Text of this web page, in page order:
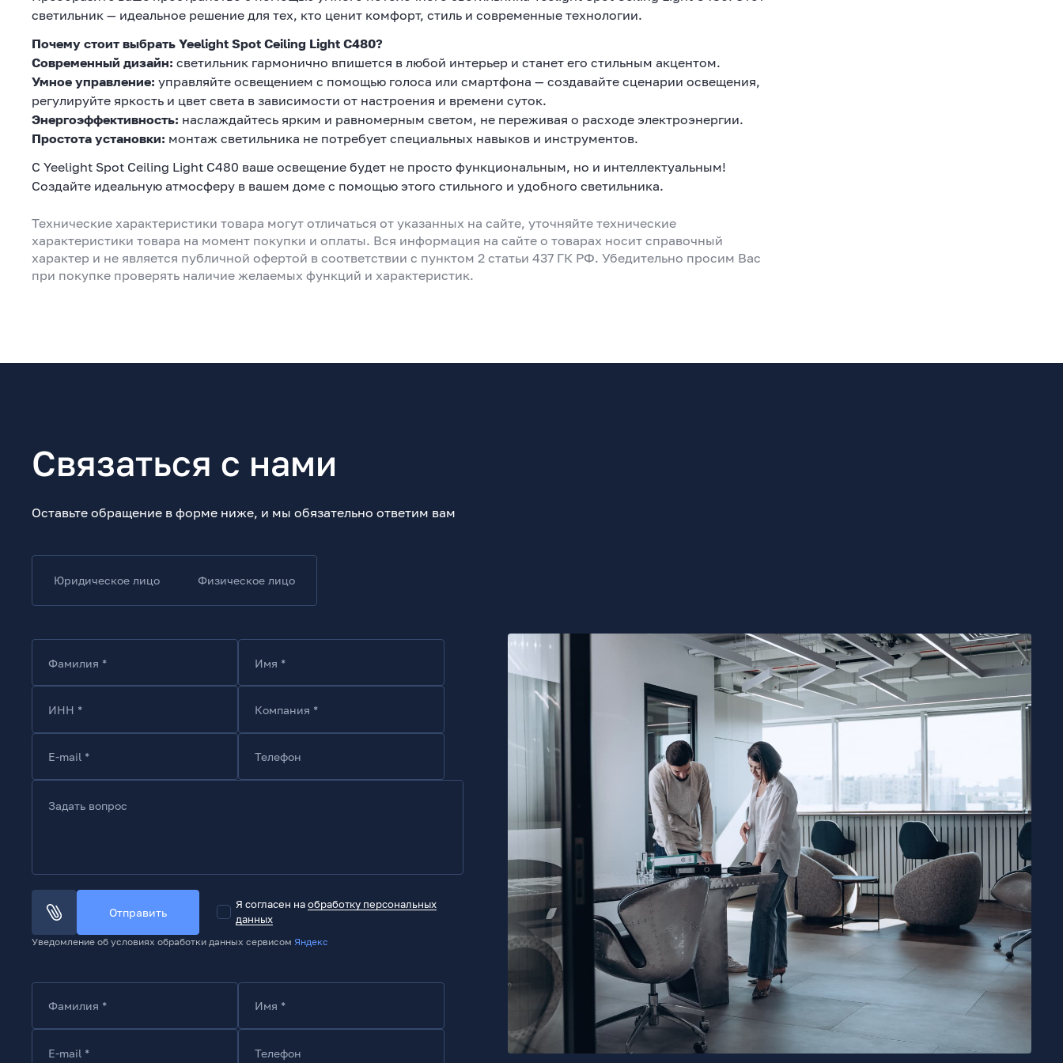
светильник — идеальное решение для тех, кто ценит комфорт, стиль и современные технологии.
Почему стоит выбрать Yeelight Spot Ceiling Light C480?
Современный дизайн: светильник гармонично впишется в любой интерьер и станет его стильным акцентом.
Умное управление: управляйте освещением с помощью голоса или смартфона — создавайте сценарии освещения,
регулируйте яркость и цвет света в зависимости от настроения и времени суток.
Энергоэффективность: наслаждайтесь ярким и равномерным светом, не переживая о расходе электроэнергии.
Простота установки: монтаж светильника не потребует специальных навыков и инструментов.
С Yeelight Spot Ceiling Light C480 ваше освещение будет не просто функциональным, но и интеллектуальным!
Создайте идеальную атмосферу в вашем доме с помощью этого стильного и удобного светильника.
Технические характеристики товара могут отличаться от указанных на сайте, уточняйте технические
характеристики товара на момент покупки и оплаты. Вся информация на сайте о товарах носит справочный
характер и не является публичной офертой в соответствии с пунктом 2 статьи 437 ГК РФ. Убедительно просим Вас
при покупке проверять наличие желаемых функций и характеристик.
Связаться с нами
Оставьте обращение в форме ниже, и мы обязательно ответим вам
Юридическое лицо Физическое лицо
Фамилия * Имя *
ИНН * Компания *
E-mail * Телефон
Задать вопрос
Отправить
Я согласен наобработку персональных
данных
Уведомление об условиях обработки данных сервисом Яндекс
Фамилия * Имя *
E-mail * Телефон